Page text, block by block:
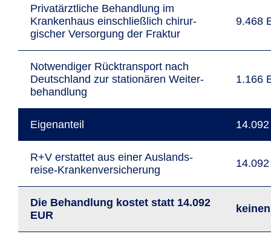
Privat­ärztl­iche Behand­lung im
Kranken­haus ein­schließ­lich chirur­
gischer Versor­gung der Fraktur
9.468
Not­wen­diger Rück­trans­port nach
Deutsch­land zur stationären Weiter­
behand­lung
1.166
Eigen­anteil
R+V erstattet aus einer Auslands­
reise-Kranken­versiche­rung
Die Behand­lung kostet statt 14.092
EUR